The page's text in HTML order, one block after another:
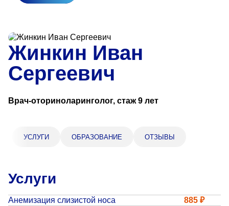
Прейскурант цен
Контакты
Понедельник — пятница 7:30–20:00
+7 (4742) 55-55-43
Жинкин Иван
Сергеевич
Врач-оториноларинголог, стаж 9 лет
УСЛУГИ ОБРАЗОВАНИЕ ОТЗЫВЫ
Услуги
Анемизация слизистой носа
885 ₽